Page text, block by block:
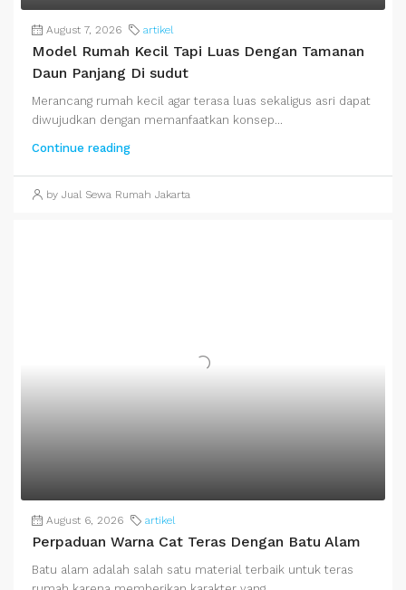
August 7, 2026 artikel
Model Rumah Kecil Tapi Luas Dengan Tamanan
Daun Panjang Di sudut
Merancang rumah kecil agar terasa luas sekaligus asri dapat
diwujudkan dengan memanfaatkan konsep...
Continue reading
by Jual Sewa Rumah Jakarta
August 6, 2026 artikel
Perpaduan Warna Cat Teras Dengan Batu Alam
Batu alam adalah salah satu material terbaik untuk teras